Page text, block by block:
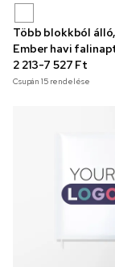
Több blokkból
Ember havi
2 213-7 527 Ft
Csupán15rendelése